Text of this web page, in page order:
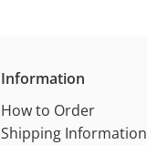
Information
How to Order
Shipping Information